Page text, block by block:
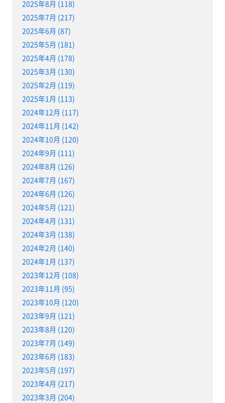
2025年8月 (118)
2025年7月 (217)
2025年6月 (87)
2025年5月 (181)
2025年4月 (178)
2025年3月 (130)
2025年2月 (119)
2025年1月 (113)
2024年12月 (117)
2024年11月 (142)
2024年10月 (120)
2024年9月 (111)
2024年8月 (126)
2024年7月 (167)
2024年6月 (126)
2024年5月 (121)
2024年4月 (131)
2024年3月 (138)
2024年2月 (140)
2024年1月 (137)
2023年12月 (108)
2023年11月 (95)
2023年10月 (120)
2023年9月 (121)
2023年8月 (120)
2023年7月 (149)
2023年6月 (183)
2023年5月 (197)
2023年4月 (217)
2023年3月 (204)